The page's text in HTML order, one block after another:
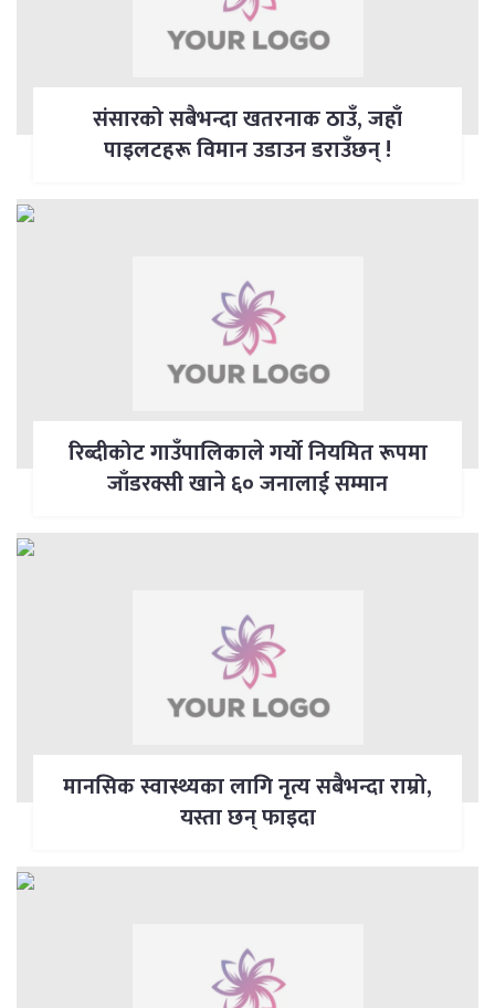
संसारको सबैभन्दा खतरनाक ठाउँ, जहाँ
पाइलटहरू विमान उडाउन डराउँछन् !
रिब्दीकोट गाउँपालिकाले गर्याे नियमित रूपमा
जाँडरक्सी खाने ६० जनालाई सम्मान
मानसिक स्वास्थ्यका लागि नृत्य सबैभन्दा राम्रो,
यस्ता छन् फाइदा